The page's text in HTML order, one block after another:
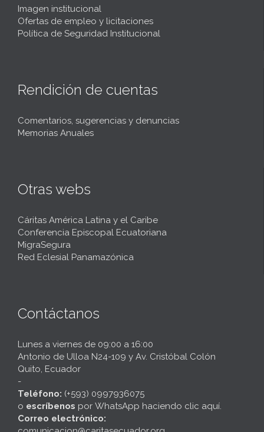
Imagen institucional
Ofertas de empleo y licitaciones
Política de Seguridad Institucional
Rendición de cuentas
Comentarios, sugerencias y denuncias
Memorias Anuales
Otras webs
Cáritas América Latina y el Caribe
Conferencia Episcopal Ecuatoriana
MigraSegura
Red Eclesial Panamazónica
Contáctanos
Lunes a viernes de 09:00 a 16:00
Antonio de Ulloa N24-109 y Av. Cristóbal Colón
Quito, Ecuador
-
Teléfono: (+593) 0997936075
o escríbenos por WhatsApp haciendo clic aquí.
Correo electrónico: